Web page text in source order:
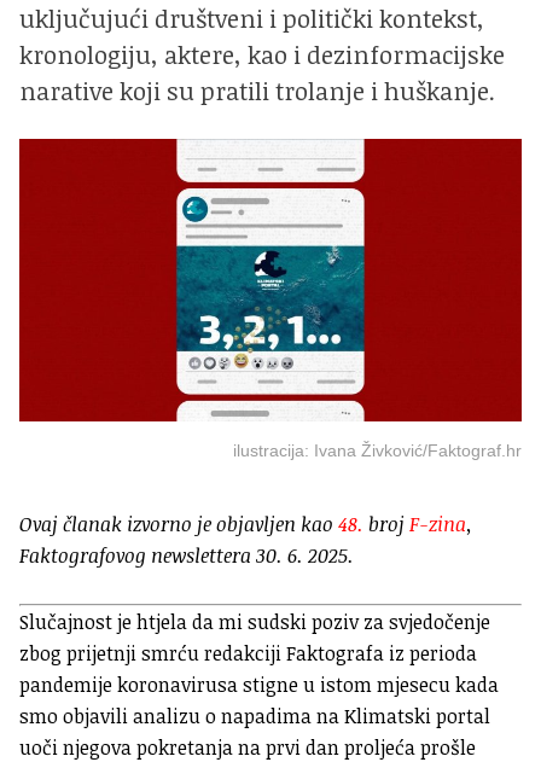
uključujući društveni i politički kontekst,
kronologiju, aktere, kao i dezinformacijske
narative koji su pratili trolanje i huškanje.
ilustracija: Ivana Živković/Faktograf.hr
Ovaj članak izvorno je objavljen kao 48. broj F-zina,
Faktografovog newslettera 30. 6. 2025.
Slučajnost je htjela da mi sudski poziv za svjedočenje
zbog prijetnji smrću redakciji Faktografa iz perioda
pandemije koronavirusa stigne u istom mjesecu kada
smo objavili analizu o napadima na Klimatski portal
uoči njegova pokretanja na prvi dan proljeća prošle